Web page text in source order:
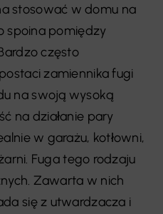
stosować w domu na
spoina pomiędzy
często
zamiennika fugi
na swoją wysoką
na działanie pary
w garażu, kotłowni,
Fuga tego rodzaju
Zawarta w nich
się z utwardzacza i